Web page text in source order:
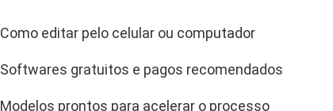
Como editar pelo celular ou computador
Softwares gratuitos e pagos recomendados
Modelos prontos para acelerar o processo